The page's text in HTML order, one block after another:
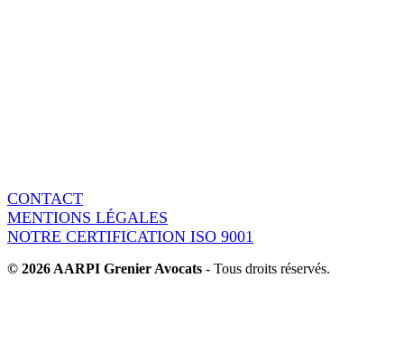
CONTACT
MENTIONS LÉGALES
NOTRE CERTIFICATION ISO 9001
© 2026 AARPI Grenier Avocats - Tous droits réservés.